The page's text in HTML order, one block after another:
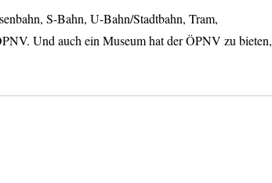
S-Bahn, U-Bahn/Stadtbahn, Tram,
Und auch ein Museum hat der ÖPNV zu bieten,